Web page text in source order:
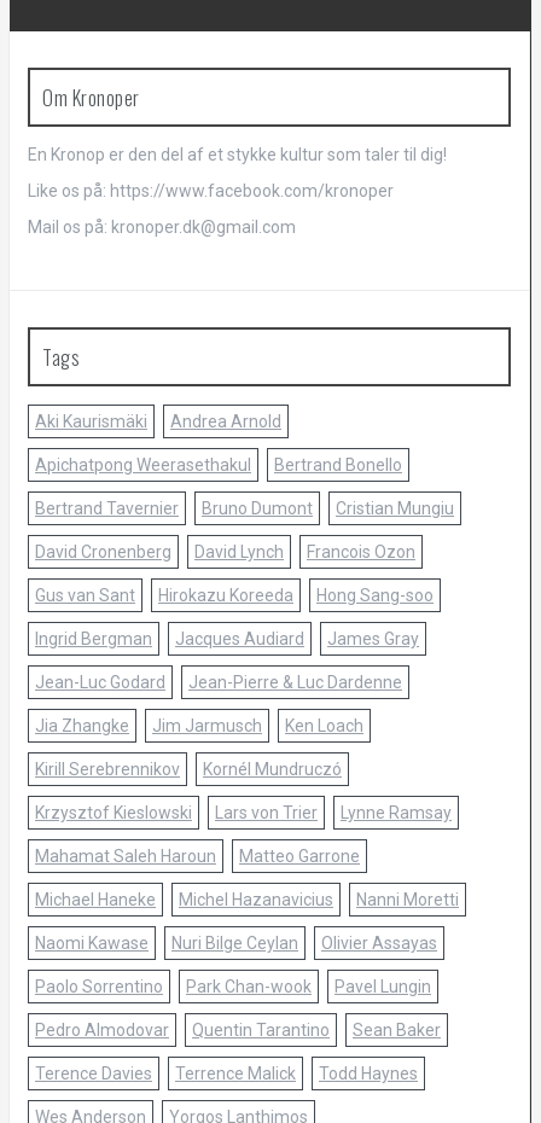
Om Kronoper
En Kronop er den del af et stykke kultur som taler til dig!
Like os på: https://www.facebook.com/kronoper
Mail os på: kronoper.dk@gmail.com
Tags
Aki Kaurismäki Andrea Arnold
Apichatpong Weerasethakul Bertrand Bonello
Bertrand Tavernier Bruno Dumont Cristian Mungiu
David Cronenberg David Lynch Francois Ozon
Gus van Sant Hirokazu Koreeda Hong Sang-soo
Ingrid Bergman Jacques Audiard James Gray
Jean-Luc Godard Jean-Pierre & Luc Dardenne
Jia Zhangke Jim Jarmusch Ken Loach
Kirill Serebrennikov Kornél Mundruczó
Krzysztof Kieslowski Lars von Trier Lynne Ramsay
Mahamat Saleh Haroun Matteo Garrone
Michael Haneke Michel Hazanavicius Nanni Moretti
Naomi Kawase Nuri Bilge Ceylan Olivier Assayas
Paolo Sorrentino Park Chan-wook Pavel Lungin
Pedro Almodovar Quentin Tarantino Sean Baker
Terence Davies Terrence Malick Todd Haynes
Wes Anderson Yorgos Lanthimos